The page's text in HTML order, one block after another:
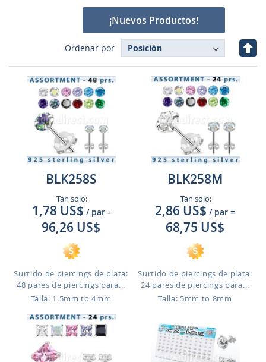
¡Nuevos Productos!
Ordenar por
Fijar
BLK258S
Tan solo:
1,78 US$ / par -
96,26 US$
Surtido de piercings de plata:
48 pares de piercings para...
Talla: 1.5mm to 4mm
BLK258M
Tan solo:
2,86 US$ / par =
68,75 US$
Surtido de piercings de plata:
24 pares de piercings para...
Talla: 5mm to 8mm